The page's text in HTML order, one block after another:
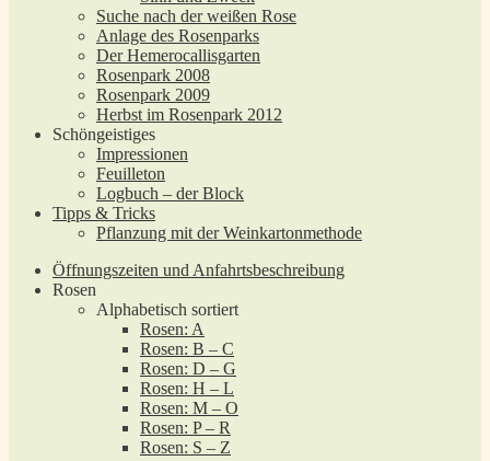
Suche nach der weißen Rose
Anlage des Rosenparks
Der Hemerocallisgarten
Rosenpark 2008
Rosenpark 2009
Herbst im Rosenpark 2012
Schöngeistiges
Impressionen
Feuilleton
Logbuch – der Block
Tipps & Tricks
Pflanzung mit der Weinkartonmethode
Öffnungszeiten und Anfahrtsbeschreibung
Rosen
Alphabetisch sortiert
Rosen: A
Rosen: B – C
Rosen: D – G
Rosen: H – L
Rosen: M – O
Rosen: P – R
Rosen: S – Z